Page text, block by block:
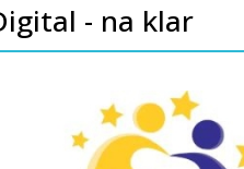
- na klar